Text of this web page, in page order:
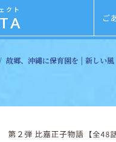
クト
ご
故郷、沖縄に保育園を | 新しい風